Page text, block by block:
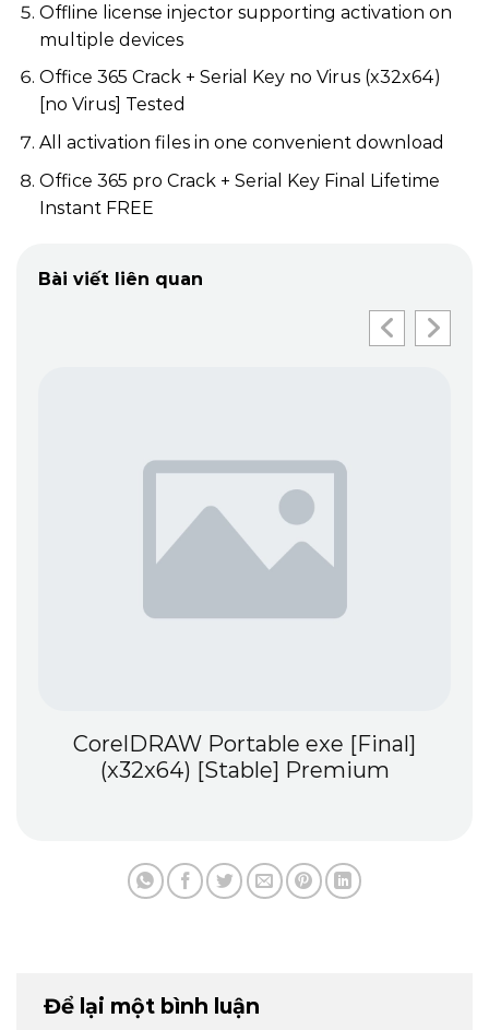
Offline license injector supporting activation on
multiple devices
Office 365 Crack + Serial Key no Virus (x32x64)
[no Virus] Tested
All activation files in one convenient download
Office 365 pro Crack + Serial Key Final Lifetime
Instant FREE
Bài viết liên quan
CorelDRAW Portable exe [Final]
(x32x64) [Stable] Premium
Để lại một bình luận